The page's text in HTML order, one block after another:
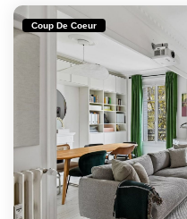
Coup De Coeur